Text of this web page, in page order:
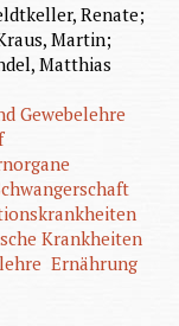
Renate;
Martin;
Matthias
Gewebelehre
Krankheiten
Ernährung